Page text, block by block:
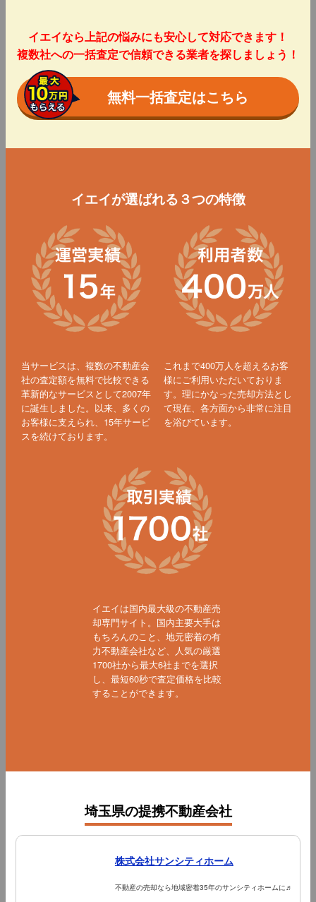
イエイなら上記の悩みにも安心して対応できます！
複数社への一括査定で信頼できる業者を探しましょう！
無料一括査定はこちら
イエイが選ばれる３つの特徴
当サービスは、複数の不動産会
社の査定額を無料で比較できる
革新的なサービスとして2007年
に誕生しました。以来、多くの
お客様に支えられ、15年サービ
スを続けております。
これまで400万人を超えるお客
様にご利用いただいておりま
す。理にかなった売却方法とし
て現在、各方面から非常に注目
を浴びています。
イエイは国内最大級の不動産売
却専門サイト。国内主要大手は
もちろんのこと、地元密着の有
力不動産会社など、人気の厳選
1700社から最大6社までを選択
し、最短60秒で査定価格を比較
することができます。
埼玉県の提携不動産会社
株式会社サンシティホーム
不動産の売却なら地域密着35年のサンシティホームに♬